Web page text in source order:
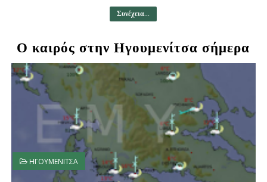
Συνέχεια...
Ο καιρός στην Ηγουμενίτσα σήμερα
ΗΓΟΥΜΕΝΙΤΣΑ